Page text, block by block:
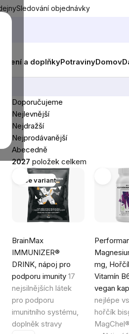
Sledování objednávky
a doplňkyPotravinyDomov
Řazení
produktů
Doporučujeme
Nejlevnější
Nejdražší
Nejprodávanější
Abecedně
2027 položek celkem
Výpis
produktů
Více variant
BrainMax
IMMUNIZER®
DRINK, nápoj pro
podporu imunity 17
nejsilnějších látek
pro podporu
imunitního systému,
doplněk stravy
hodnocení
produktu
je
4,2
z
5
hvězdiček.
mg,
Vitamín
vegan
nejlépe
hořčík
produktu
je
4,9
z
5